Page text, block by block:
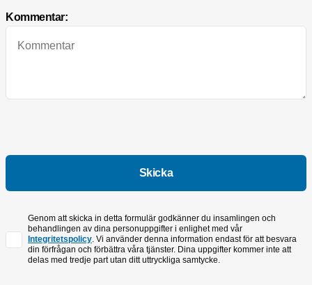
Kommentar:
Genom att skicka in detta formulär godkänner du insamlingen och
behandlingen av dina personuppgifter i enlighet med vår
Integritetspolicy. Vi använder denna information endast för att besvara
din förfrågan och förbättra våra tjänster. Dina uppgifter kommer inte att
delas med tredje part utan ditt uttryckliga samtycke.